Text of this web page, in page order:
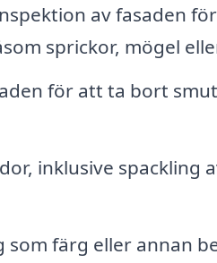
av fasaden
sprickor, mögel
för att ta bort
inklusive spackling
som färg eller annan